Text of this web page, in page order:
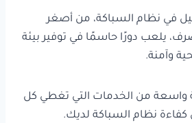
في نظام السباكة، من أصغر
يلعب دورًا حاسمًا في توفير بيئة
وآمنة.
واسعة من الخدمات التي تغطي كل
نظام السباكة لديك.